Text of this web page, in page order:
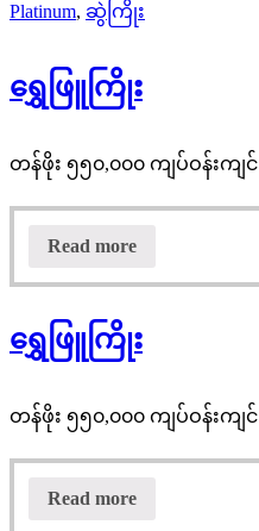
Platinum, ဆွဲကြိုး
ရွှေဖြူကြိုး
တန်ဖိုး ၅၅၀,၀၀၀ ကျပ်ဝန်းကျင်
Read more
ရွှေဖြူကြိုး
တန်ဖိုး ၅၅၀,၀၀၀ ကျပ်ဝန်းကျင်
Read more